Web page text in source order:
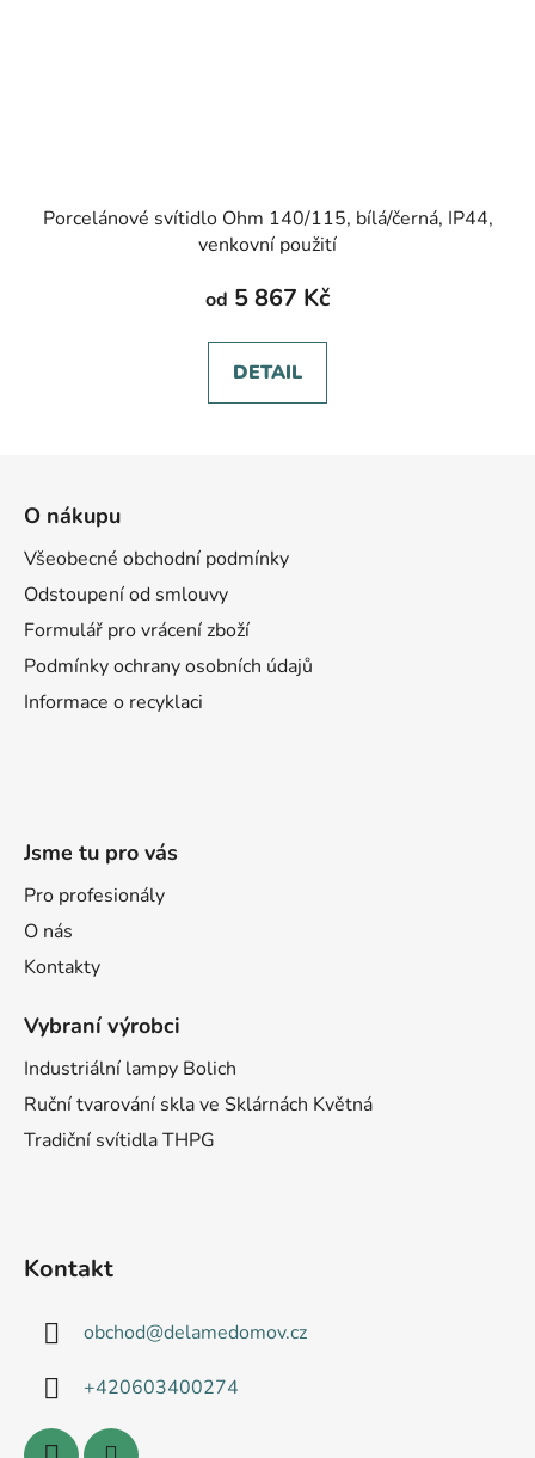
Porcelánové svítidlo Ohm 140/115, bílá/černá, IP44,
venkovní použití
od 5 867 Kč
DETAIL
O nákupu
Všeobecné obchodní podmínky
Odstoupení od smlouvy
Formulář pro vrácení zboží
Podmínky ochrany osobních údajů
Informace o recyklaci
Jsme tu pro vás
Pro profesionály
O nás
Kontakty
Vybraní výrobci
Industriální lampy Bolich
Ruční tvarování skla ve Sklárnách Květná
Tradiční svítidla THPG
Kontakt
obchod@delamedomov.cz
+420603400274